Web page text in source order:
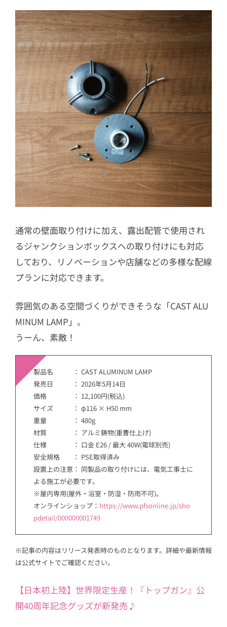
通常の壁面取り付けに加え、露出配管で使用され
るジャンクションボックスへの取り付けにも対応
しており、リノベーションや店舗などの多様な配線
プランに対応できます。
雰囲気のある空間づくりができそうな「CAST ALU
MINUM LAMP」。
うーん、素敵！
製品名 ： CAST ALUMINUM LAMP
発売日 ： 2026年5月14日
価格 ： 12,100円(税込)
サイズ ： φ116 × H50 mm
重量 ： 480g
材質 ： アルミ鋳物(重曹仕上げ)
仕様 ： 口金 E26 / 最大 40W(電球別売)
安全規格 ： PSE取得済み
設置上の注意： 同製品の取り付けには、電気工事士に
よる施工が必要です。
※屋内専用(屋外・浴室・防湿・防雨不可)。
オンラインショップ： https://www.pfsonline.jp/sho
pdetail/000000001749
※記事の内容はリリース発表時のものとなります。詳細や最新情報
は公式サイトでご確認ください。
【日本初上陸】世界限定生産！『トップガン』公
開40周年記念グッズが新発売♪